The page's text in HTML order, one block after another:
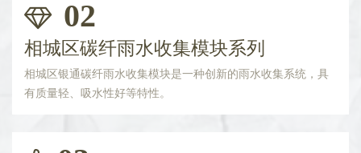
02
相城区碳纤雨水收集模块系列
相城区银通碳纤雨水收集模块是一种创新的雨水收集系统，具
有质量轻、吸水性好等特性。